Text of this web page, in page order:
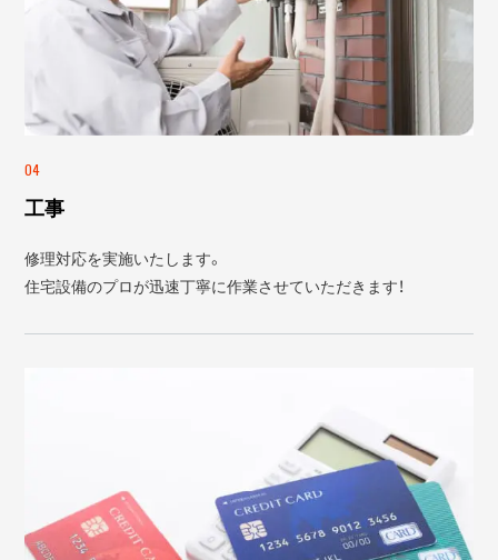
04
工事
修理対応を実施いたします。
住宅設備のプロが迅速丁寧に作業させていただきます！